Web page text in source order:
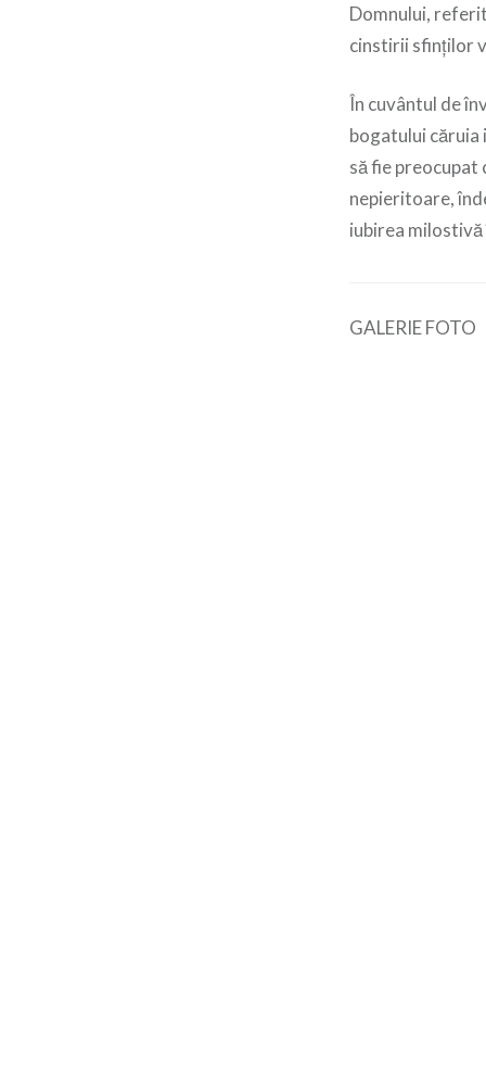
Domnului,
cinstirii sfinților
În cuvântul de
bogatului căruia
să fie preocupat
nepieritoare,
iubirea milostivă
GALERIE FOTO